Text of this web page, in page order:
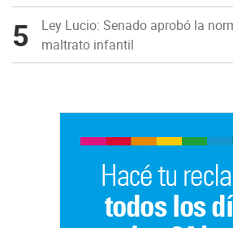
5
Ley Lucio: Senado aprobó la
maltrato infantil